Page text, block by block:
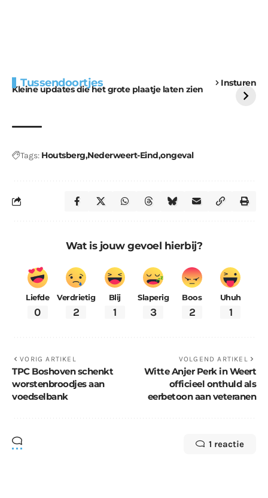
Tussendoortjes Insturen
Kleine updates die het grote plaatje laten zien
voor kabouters
uitdaging
Tags: Houtsberg Nederweert-Eind ongeval
Wat is jouw gevoel hierbij?
Liefde
0
Verdrietig
2
Blij
1
Slaperig
3
Boos
2
Uhuh
1
VORIG ARTIKEL
TPC Boshoven schenkt
worstenbroodjes aan
voedselbank
VOLGEND ARTIKEL
Witte Anjer Perk in Weert
officieel onthuld als
eerbetoon aan veteranen
1 reactie